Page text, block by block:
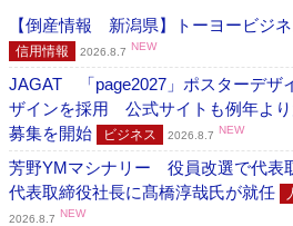
【倒産情報 新潟県】トーヨービジ
信用情報 2026.8.7 NEW
JAGAT 「page2027」ポスターデザ
ザインを採用 公式サイトも例年よ
募集を開始
ビジネス 2026.8.7 NEW
芳野YMマシナリー 役員改選で代表
代表取締役社長に髙橋淳哉氏が就任
2026.8.7 NEW